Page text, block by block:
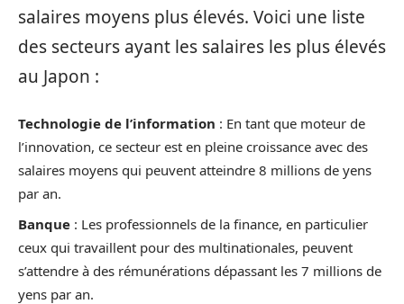
salaires moyens plus élevés. Voici une liste
des secteurs ayant les salaires les plus élevés
au Japon :
Technologie de l’information : En tant que moteur de
l’innovation, ce secteur est en pleine croissance avec des
salaires moyens qui peuvent atteindre 8 millions de yens
par an.
Banque : Les professionnels de la finance, en particulier
ceux qui travaillent pour des multinationales, peuvent
s’attendre à des rémunérations dépassant les 7 millions de
yens par an.